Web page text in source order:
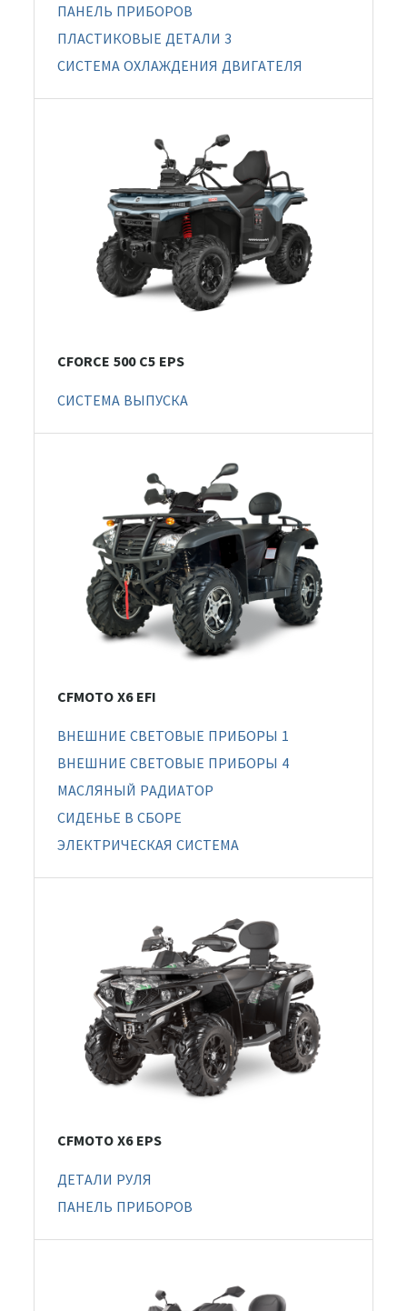
ПАНЕЛЬ ПРИБОРОВ
ПЛАСТИКОВЫЕ ДЕТАЛИ 3
СИСТЕМА ОХЛАЖДЕНИЯ ДВИГАТЕЛЯ
CFORCE 500 С5 EPS
СИСТЕМА ВЫПУСКА
CFMOTO X6 EFI
ВНЕШНИЕ СВЕТОВЫЕ ПРИБОРЫ 1
ВНЕШНИЕ СВЕТОВЫЕ ПРИБОРЫ 4
МАСЛЯНЫЙ РАДИАТОР
СИДЕНЬЕ В СБОРЕ
ЭЛЕКТРИЧЕСКАЯ СИСТЕМА
CFMOTO X6 EPS
ДЕТАЛИ РУЛЯ
ПАНЕЛЬ ПРИБОРОВ